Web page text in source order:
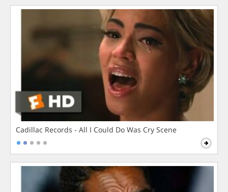
Cadillac Records - All I Could Do Was Cry Scene